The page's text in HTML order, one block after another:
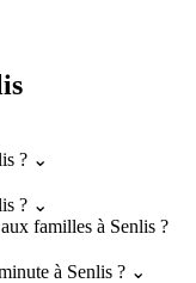
? ⌄
? ⌄
familles à Senlis ?
à Senlis ? ⌄